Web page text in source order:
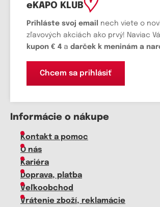
eKAPO KLUB
Prihláste svoj email
nech viete o
zľavových akciách ako prvý! Naviac
kupon € 4 a darček k meninám a
Chcem sa prihlásiť
Informácie o nákupe
Kontakt a pomoc
O nás
Kariéra
Doprava, platba
Veľkoobchod
Vrátenie zboží, reklamácie